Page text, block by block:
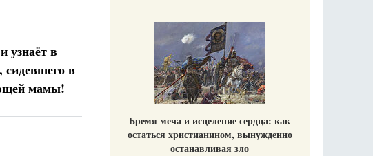
узнаёт в
сидевшего в
мамы!
Бремя меча и исцеление сердца: как
остаться христианином, вынужденно
останавливая зло